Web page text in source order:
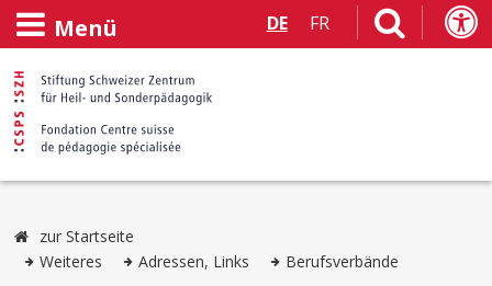
Menü DE FR
zur Startseite
Weiteres
Adressen, Links Berufsverbände